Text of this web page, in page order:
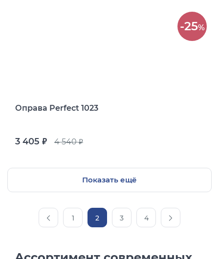
-25%
Оправа Perfect 1023
3 405 руб. 4 540руб.
Показать ещё
1 2 3 4